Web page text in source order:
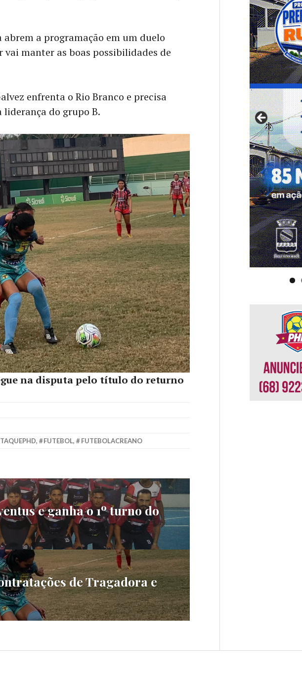
a programação em um duelo
vai manter as boas possibilidades de
enfrenta o Rio Branco e precisa
do grupo B.
na disputa pelo título do returno
, FUTEBOL, FUTEBOLACREANO
e ganha o 1º turno do
de Tragadora e